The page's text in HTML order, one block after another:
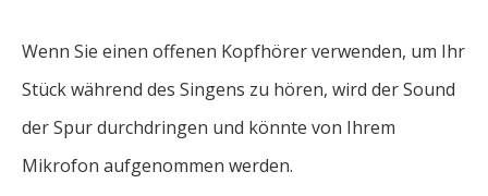
Wenn Sie einen offenen Kopfhörer verwenden, um Ihr
Stück während des Singens zu hören, wird der Sound
der Spur durchdringen und könnte von Ihrem
Mikrofon aufgenommen werden.